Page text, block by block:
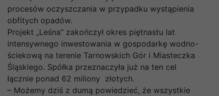
procesów oczyszczania w przypadku wystąpienia
obfitych opadów.
Projekt „Leśna” zakończył okres piętnastu lat
intensywnego inwestowania w gospodarkę wodno-
ściekową na terenie Tarnowskich Gór i Miasteczka
Śląskiego. Spółka przeznaczyła już na ten cel
łącznie ponad 62 miliony złotych.
– Możemy dziś z dumą powiedzieć, że wszystkie